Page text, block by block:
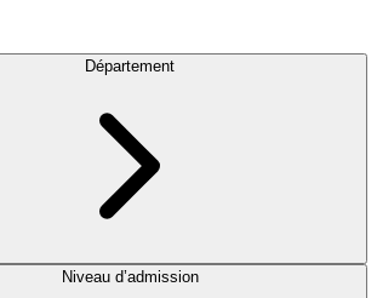
Département
Niveau d’admission